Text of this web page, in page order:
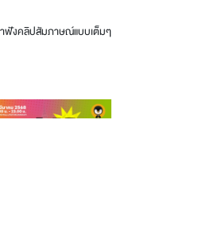
าฟังคลิปสัมภาษณ์แบบเต็มๆ